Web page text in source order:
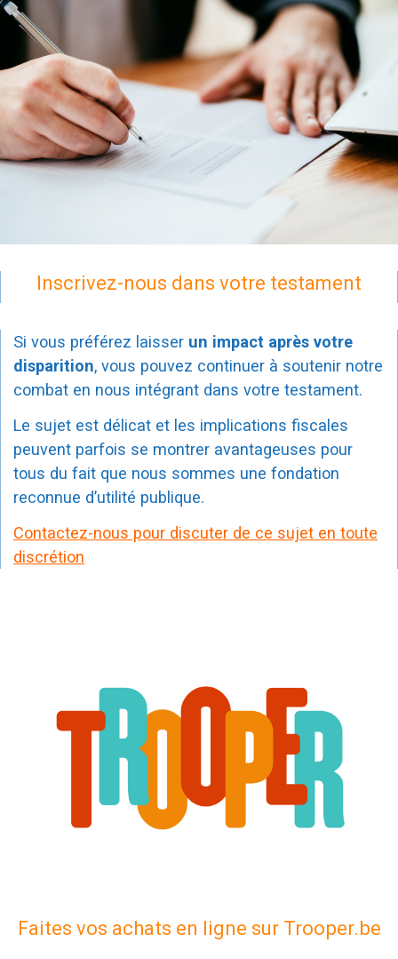
Inscrivez-nous dans votre testament
Si vous préférez laisser un impact après votre
disparition, vous pouvez continuer à soutenir notre
combat en nous intégrant dans votre testament.
Le sujet est délicat et les implications fiscales
peuvent parfois se montrer avantageuses pour
tous du fait que nous sommes une fondation
reconnue d’utilité publique.
Contactez-nous pour discuter de ce sujet en toute
discrétion
Faites vos achats en ligne sur Trooper.be